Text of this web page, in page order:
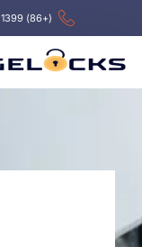
(+86) 1399 1952 993